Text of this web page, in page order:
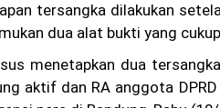
tersangka dilakukan
dua alat bukti yang
menetapkan dua
aktif dan RA anggota